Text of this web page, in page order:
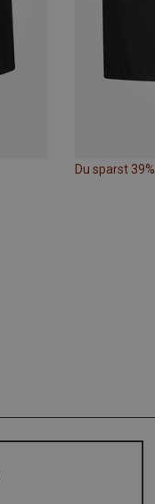
Du sparst 39%